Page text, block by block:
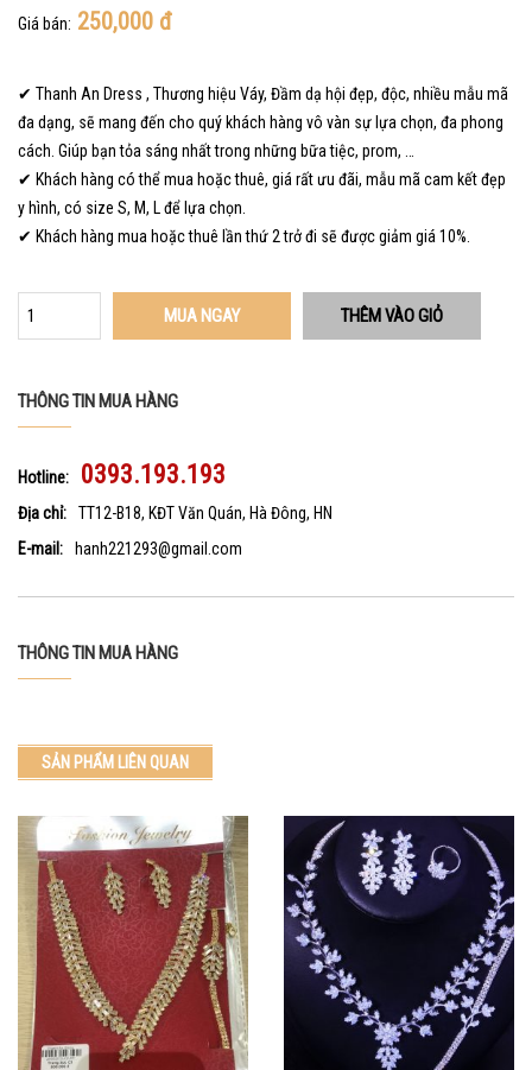
Giá bán: 250,000 đ
✔ Thanh An Dress , Thương hiệu Váy, Đầm dạ hội đẹp, độc, nhiều mẫu mã
đa dạng, sẽ mang đến cho quý khách hàng vô vàn sự lựa chọn, đa phong
cách. Giúp bạn tỏa sáng nhất trong những bữa tiệc, prom, …
✔ Khách hàng có thể mua hoặc thuê, giá rất ưu đãi, mẫu mã cam kết đẹp
y hình, có size S, M, L để lựa chọn.
✔ Khách hàng mua hoặc thuê lần thứ 2 trở đi sẽ được giảm giá 10%.
MUA NGAY
THÔNG TIN MUA HÀNG
Hotline: 0393.193.193
Địa chỉ:
TT12-B18, KĐT Văn Quán, Hà Đông, HN
E-mail:
hanh221293@gmail.com
THÔNG TIN MUA HÀNG
SẢN PHẨM LIÊN QUAN